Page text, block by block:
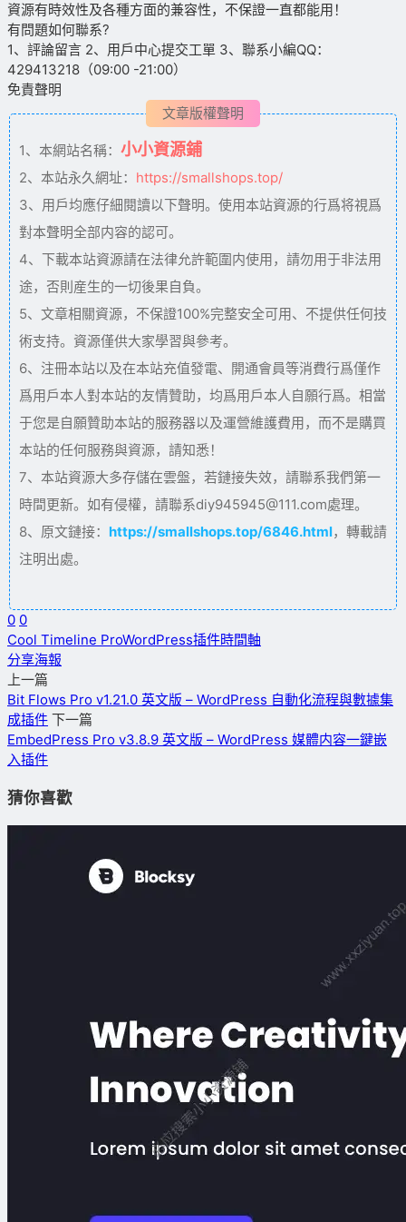
資源有時效性及各種方面的兼容性，不保證一直都能用！
有問題如何聯系?
1、評論留言 2、用戶中心提交工單 3、聯系小編QQ：
429413218（09:00 -21:00）
免責聲明
文章版權聲明
1、本網站名稱： 小小資源鋪
2、本站永久網址： https://smallshops.top/
3、用戶均應仔細閱讀以下聲明。使用本站資源的行爲将視爲
對本聲明全部内容的認可。
4、下載本站資源請在法律允許範圍内使用，請勿用于非法用
途，否則産生的一切後果自負。
5、文章相關資源，不保證100%完整安全可用、不提供任何技
術支持。資源僅供大家學習與參考。
6、注冊本站以及在本站充值發電、開通會員等消費行爲僅作
爲用戶本人對本站的友情贊助，均爲用戶本人自願行爲。相當
于您是自願贊助本站的服務器以及運營維護費用，而不是購買
本站的任何服務與資源，請知悉！
7、本站資源大多存儲在雲盤，若鏈接失效，請聯系我們第一
時間更新。如有侵權，請聯系diy945945@111.com處理。
8、原文鏈接： https://smallshops.top/6846.html，轉載請
注明出處。
0 0
Cool Timeline ProWordPress插件時間軸
分享海報
上一篇
Bit Flows Pro v1.21.0 英文版 – WordPress 自動化流程與數據集
成插件 下一篇
EmbedPress Pro v3.8.9 英文版 – WordPress 媒體内容一鍵嵌
入插件
猜你喜歡